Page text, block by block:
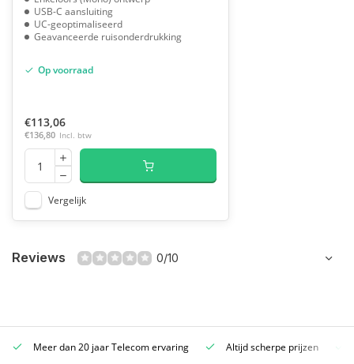
USB-C aansluiting
UC-geoptimaliseerd
Geavanceerde ruisonderdrukking
Op voorraad
€113,06
€136,80 Incl. btw
Vergelijk
Reviews 0/10
Meer dan 20 jaar Telecom ervaring Altijd scherpe prijzen